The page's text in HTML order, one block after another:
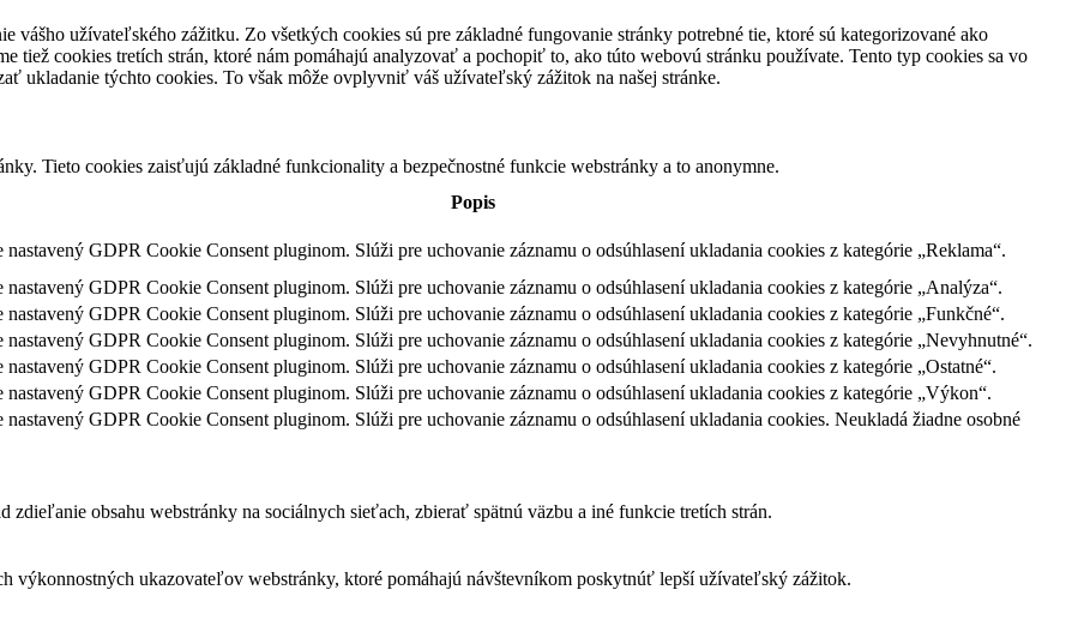
vášho užívateľského zážitku. Zo všetkých cookies sú pre základné fungovanie stránky potrebné tie, ktoré sú kategorizované ako
tiež cookies tretích strán, ktoré nám pomáhajú analyzovať a pochopiť to, ako túto webovú stránku používate. Tento typ cookies sa vo
ukladanie týchto cookies. To však môže ovplyvniť váš užívateľský zážitok na našej stránke.
Tieto cookies zaisťujú základné funkcionality a bezpečnostné funkcie webstránky a to anonymne.
Popis
nastavený GDPR Cookie Consent pluginom. Slúži pre uchovanie záznamu o odsúhlasení ukladania cookies z kategórie „Reklama“.
nastavený GDPR Cookie Consent pluginom. Slúži pre uchovanie záznamu o odsúhlasení ukladania cookies z kategórie „Analýza“.
nastavený GDPR Cookie Consent pluginom. Slúži pre uchovanie záznamu o odsúhlasení ukladania cookies z kategórie „Funkčné“.
nastavený GDPR Cookie Consent pluginom. Slúži pre uchovanie záznamu o odsúhlasení ukladania cookies z kategórie „Nevyhnutné“.
nastavený GDPR Cookie Consent pluginom. Slúži pre uchovanie záznamu o odsúhlasení ukladania cookies z kategórie „Ostatné“.
nastavený GDPR Cookie Consent pluginom. Slúži pre uchovanie záznamu o odsúhlasení ukladania cookies z kategórie „Výkon“.
nastavený GDPR Cookie Consent pluginom. Slúži pre uchovanie záznamu o odsúhlasení ukladania cookies. Neukladá žiadne osobné
obsahu webstránky na sociálnych sieťach, zbierať spätnú väzbu a iné funkcie tretích strán.
výkonnostných ukazovateľov webstránky, ktoré pomáhajú návštevníkom poskytnúť lepší užívateľský zážitok.